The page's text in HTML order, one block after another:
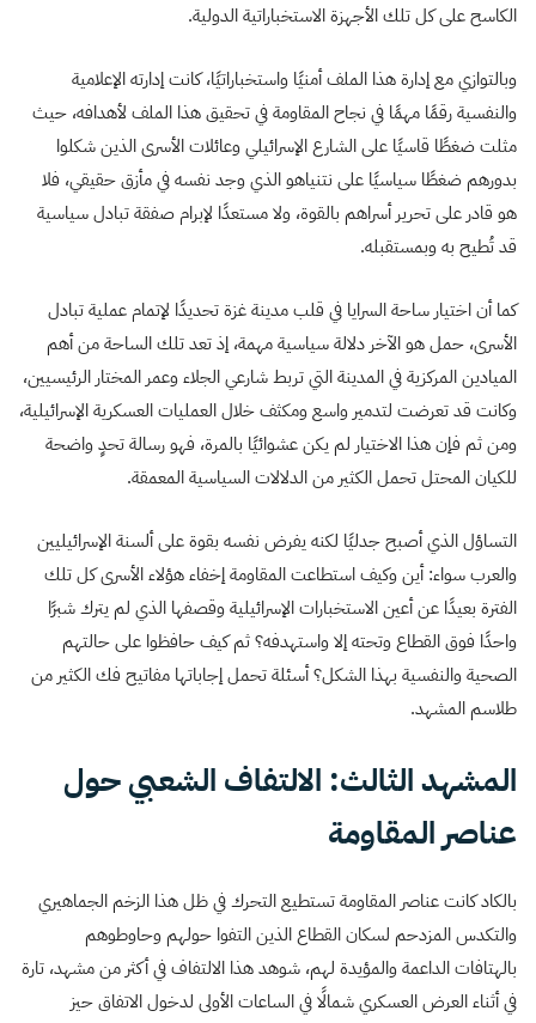
الكاسح على كل تلك الأجهزة الاستخباراتية الدولية.
وبالتوازي مع إدارة هذا الملف أمنيًا واستخباراتيًا، كانت إدارته الإعلامية
والنفسية رقمًا مهمًا في نجاح المقاومة في تحقيق هذا الملف لأهدافه، حيث
مثلت ضغطًا قاسيًا على الشارع الإسرائيلي وعائلات الأسرى الذين شكلوا
بدورهم ضغطًا سياسيًا على نتنياهو الذي وجد نفسه في مأزق حقيقي، فلا
هو قادر على تحرير أسراهم بالقوة، ولا مستعدًا لإبرام صفقة تبادل سياسية
قد تُطيح به وبمستقبله.
كما أن اختيار ساحة السرايا في قلب مدينة غزة تحديدًا لإتمام عملية تبادل
الأسرى، حمل هو الآخر دلالة سياسية مهمة، إذ تعد تلك الساحة من أهم
الميادين المركزية في المدينة التي تربط شارعي الجلاء وعمر المختار الرئيسيين،
وكانت قد تعرضت لتدمير واسع ومكثف خلال العمليات العسكرية الإسرائيلية،
ومن ثم فإن هذا الاختيار لم يكن عشوائيًا بالمرة، فهو رسالة تحدٍ واضحة
للكيان المحتل تحمل الكثير من الدلالات السياسية المعمقة.
التساؤل الذي أصبح جدليًا لكنه يفرض نفسه بقوة على ألسنة الإسرائيليين
والعرب سواء: أين وكيف استطاعت المقاومة إخفاء هؤلاء الأسرى كل تلك
الفترة بعيدًا عن أعين الاستخبارات الإسرائيلية وقصفها الذي لم يترك شبرًا
واحدًا فوق القطاع وتحته إلا واستهدفه؟ ثم كيف حافظوا على حالتهم
الصحية والنفسية بهذا الشكل؟ أسئلة تحمل إجاباتها مفاتيح فك الكثير من
طلاسم المشهد.
المشهد الثالث: الالتفاف الشعبي حول
عناصر المقاومة
بالكاد كانت عناصر المقاومة تستطيع التحرك في ظل هذا الزخم الجماهيري
والتكدس المزدحم لسكان القطاع الذين التفوا حولهم وحاوطوهم
بالهتافات الداعمة والمؤيدة لهم، شوهد هذا الالتفاف في أكثر من مشهد، تارة
في أثناء العرض العسكري شمالًا في الساعات الأولى لدخول الاتفاق حيز